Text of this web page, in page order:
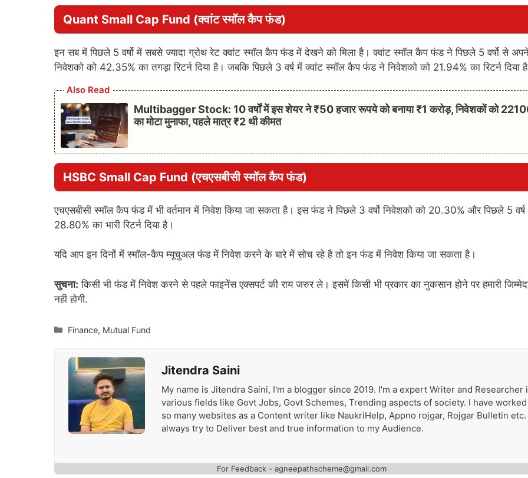
Quant Small Cap Fund (क्वांट स्मॉल कैप फंड)
इन सब में पिछले 5 वर्षो में सबसे ज्यादा ग्रोथ रेट क्वांट स्मॉल कैप फंड में देखने को मिला है। क्वांट स्मॉल कैप फंड ने पिछले 5 वर्षो से
निवेशको को 42.35% का तगड़ा रिटर्न दिया है। जबकि पिछले 3 वर्ष में क्वांट स्मॉल कैप फंड ने निवेशको को 21.94% का रिटर्न दिया
Also Read
Multibagger Stock: 10 वर्षों में इस शेयर ने ₹50 हजार रूपये को बनाया ₹1 करोड़, निवेशकों को
का मोटा मुनाफा, पहले मात्र ₹2 थी कीमत
HSBC Small Cap Fund (एचएसबीसी स्मॉल कैप फंड)
एचएसबीसी स्मॉल कैप फंड में भी वर्तमान में निवेश किया जा सकता है। इस फंड ने पिछले 3 वर्षो निवेशको को 20.30% और पिछले 5 वर्ष
28.80% का भारी रिटर्न दिया है।
यदि आप इन दिनों में स्मॉल-कैप म्यूचुअल फंड में निवेश करने के बारे में सोच रहे है तो इन फंड में निवेश किया जा सकता है।
सुचना: किसी भी फंड में निवेश करने से पहले फाइनेंस एक्सपर्ट की राय जरुर ले। इसमें किसी भी प्रकार का नुकसान होने पर हमारी
नही होगी.
Categories
Finance, Mutual Fund
Jitendra Saini
My name is Jitendra Saini, I'm a blogger since 2019. I'm a expert Writer and Researcher
various fields like Govt Jobs, Govt Schemes, Trending aspects of society. I have
so many websites as a Content writer like NaukriHelp, Appno rojgar, Rojgar Bulletin etc.
always try to Deliver best and true information to my Audience.
For Feedback - agneepathscheme@gmail.com